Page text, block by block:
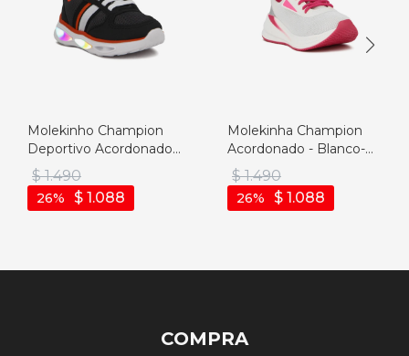
Molekinho Champion
Deportivo Acordonado
Neg/gra - Negro-grafito
$ 1.490
$ 1.088
26
Molekinha Champion
Acordonado - Blanco-
blanco
$ 1.490
$ 1.088
26
COMPRA